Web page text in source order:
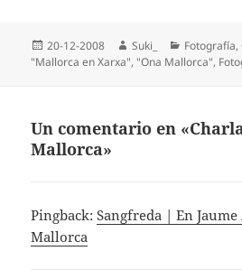
Publicado
el
20-12-2008 Autor
Suki_ Categorías
Fotografí­a,
Etiquetas
"Mallorca en Xarxa", "Ona Mallorca",
Un comentario en
Mallorca»
Pingback:Sangfreda | En
Mallorca